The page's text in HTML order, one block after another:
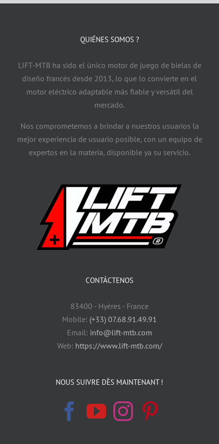
QUIÉNES SOMOS ?
LIFT-MTB ha sido el único motor de juego de bielas de
diseño francés desde 2013, lo que lo convierte en el
motor eléctrico adaptable más fiable y versátil del
mercado.
Nos comprometemos a brindar a nuestros usuarios la
mejor experiencia de usuario posible, con un equipo de
expertos en la materia, disponible ya su servicio.
CONTÁCTENOS
83400 - Hyères - France
Mobile: (+33) 07.68.91.49.91
Email: info@lift-mtb.com
Web: https://www.lift-mtb.com/
NOUS SUIVRE DÈS MAINTENANT !